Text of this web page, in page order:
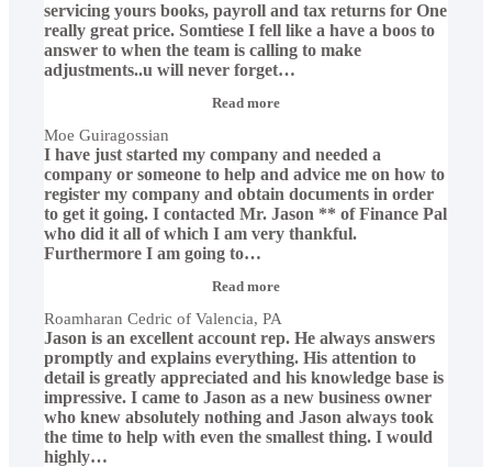
servicing yours books, payroll and tax returns for One
really great price. Somtiese I fell like a have a boos to
answer to when the team is calling to make
adjustments..u will never forget…
Read more“Moe
Moe Guiragossian
I have just started my company and needed a
company or someone to help and advice me on how to
register my company and obtain documents in order
to get it going. I contacted Mr. Jason ** of Finance Pal
who did it all of which I am very thankful.
Furthermore I am going to…
Read more“Roamharan
of
Valencia,
PA”
Roamharan Cedric of Valencia, PA
Jason is an excellent account rep. He always answers
promptly and explains everything. His attention to
detail is greatly appreciated and his knowledge base is
impressive. I came to Jason as a new business owner
who knew absolutely nothing and Jason always took
the time to help with even the smallest thing. I would
highly…